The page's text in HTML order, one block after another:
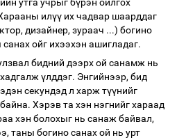
илүү их чадвар шаарддаг
дизайнер, зураач ...) богино
ойг ихээхэн ашигладаг.
бидний дээрх ой санамж нь
үлддэг. Энгийнээр, бид
секундэд л харж түүнийг
Хэрэв та хэн нэгнийг хараад
хэн болохыг нь санаж байвал,
таны богино санах ой нь урт